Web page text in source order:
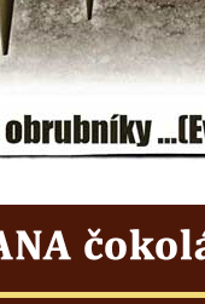
otrok bojuje s divokým psem
v ZOO Dresden
ZOO Dresden
medvíďaty v ZOO Dresden
prasete před vstupem do